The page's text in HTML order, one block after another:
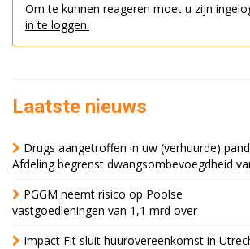
Om te kunnen reageren moet u zijn
in te loggen.
Laatste nieuws
Drugs aangetroffen in uw (verhuurde)
Afdeling begrenst dwangsombevoegdheid
PGGM neemt risico op Poolse
vastgoedleningen van 1,1 mrd over
Impact Fit sluit huurovereenkomst in